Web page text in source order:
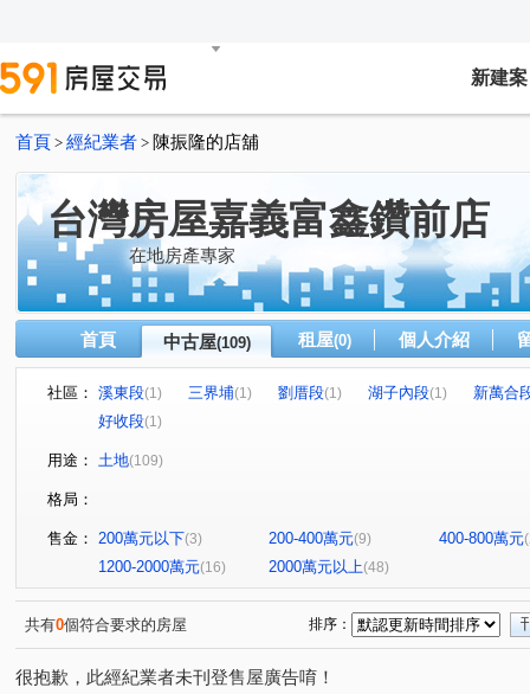
新建案
首頁 > 經紀業者 > 陳振隆的店舖
台灣房屋嘉義富鑫鑽前店
在地房產專家
首頁 中古屋(109) 租屋(0) 個人介紹
社區： 溪東段(1) 三界埔(1) 劉厝段(1) 湖子內段(1)
新萬合
好收段(1)
用途： 土地(109)
格局：
售金： 200萬元以下(3) 200-400萬元(9) 400-800萬元
1200-2000萬元(16) 2000萬元以上(48)
共有0個符合要求的房屋 排序：
很抱歉，此經紀業者未刊登售屋廣告唷！